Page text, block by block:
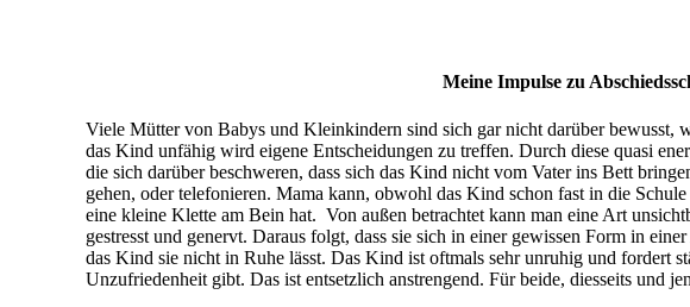
Geruch dieser Tendenz geben, damit du es für dein Leben mit deinem Kind
„Wir haben die Hose voll.“ Was die Mutter damit meint ist, dass ihr
Das etwa vier jährige Kind hat sich im Raum freigespielt, hat Spass und
reagieren kann, sagt die Mutter: Sie ist erst 4. Sie bleibt noch nicht
frei und unabhängig von ihrem dafürhalten gewesen. Frei, in seinen
Wir haben diese Familie zu Gast. Wir sitzen am Essen. Ich frage, wer
möchte? Noch bevor er überhaupt nachdenken und antworten kann, hat
probieren. Er kann nicht frei für sich einstehen. Oftmals ist es so, dass
testen. Selbst wenn ich weiß, dass mein Kind dieses und jenes nicht